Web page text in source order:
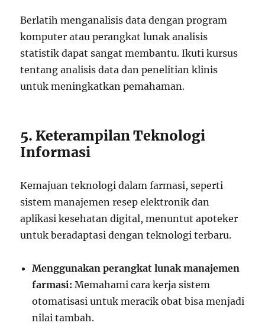
Berlatih menganalisis data dengan program
komputer atau perangkat lunak analisis
statistik dapat sangat membantu. Ikuti kursus
tentang analisis data dan penelitian klinis
untuk meningkatkan pemahaman.
5. Keterampilan Teknologi
Informasi
Kemajuan teknologi dalam farmasi, seperti
sistem manajemen resep elektronik dan
aplikasi kesehatan digital, menuntut apoteker
untuk beradaptasi dengan teknologi terbaru.
Menggunakan perangkat lunak manajemen
farmasi: Memahami cara kerja sistem
otomatisasi untuk meracik obat bisa menjadi
nilai tambah.